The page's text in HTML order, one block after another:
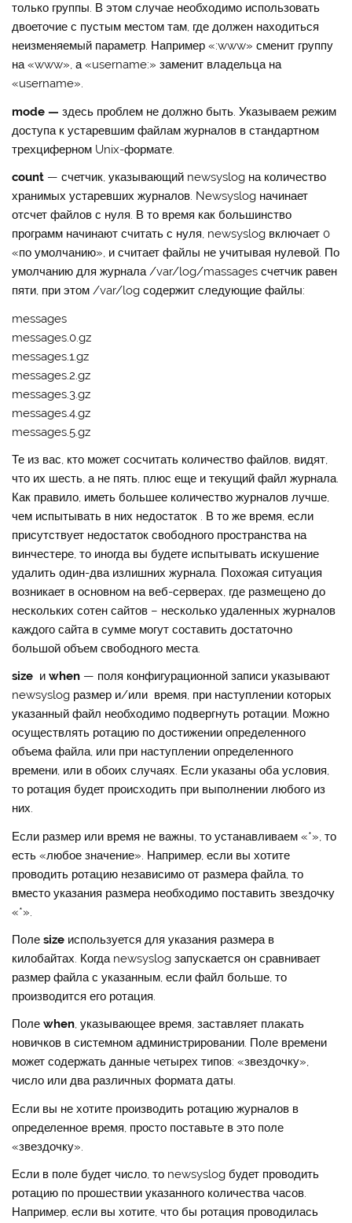
только группы. В этом случае необходимо использовать
двоеточие с пустым местом там, где должен находиться
неизменяемый параметр. Например «:www» сменит группу
на «www», а «username:» заменит владельца на
«username».
mode —здесь проблем не должно быть. Указываем режим
доступа к устаревшим файлам журналов в стандартном
трехциферном Unix-формате.
count — счетчик, указывающий newsyslog на количество
хранимых устаревших журналов. Newsyslog начинает
отсчет файлов с нуля. В то время как большинство
программ начинают считать с нуля, newsyslog включает 0
«по умолчанию», и считает файлы не учитывая нулевой. По
умолчанию для журнала /var/log/massages счетчик равен
пяти, при этом /var/log содержит следующие файлы:
messages
messages.0.gz
messages.1.gz
messages.2.gz
messages.3.gz
messages.4.gz
messages.5.gz
Те из вас, кто может сосчитать количество файлов, видят,
что их шесть, а не пять, плюс еще и текущий файл журнала.
Как правило, иметь большее количество журналов лучше,
чем испытывать в них недостаток . В то же время, если
присутствует недостаток свободного пространства на
винчестере, то иногда вы будете испытывать искушение
удалить один-два излишних журнала. Похожая ситуация
возникает в основном на веб-серверах, где размещено до
нескольких сотен сайтов – несколько удаленных журналов
каждого сайта в сумме могут составить достаточно
большой объем свободного места.
size иwhen — поля конфигурационной записи указывают
newsyslog размер и/или время, при наступлении которых
указанный файл необходимо подвергнуть ротации. Можно
осуществлять ротацию по достижении определенного
объема файла, или при наступлении определенного
времени, или в обоих случаях. Если указаны оба условия,
то ротация будет происходить при выполнении любого из
них.
Если размер или время не важны, то устанавливаем «*», то
есть «любое значение». Например, если вы хотите
проводить ротацию независимо от размера файла, то
вместо указания размера необходимо поставить звездочку
«*».
Полеsize используется для указания размера в
килобайтах. Когда newsyslog запускается он сравнивает
размер файла с указанным, если файл больше, то
производится его ротация.
Полеwhen, указывающее время, заставляет плакать
новичков в системном администрировании. Поле времени
может содержать данные четырех типов: «звездочку»,
число или два различных формата даты.
Если вы не хотите производить ротацию журналов в
определенное время, просто поставьте в это поле
«звездочку».
Если в поле будет число, то newsyslog будет проводить
ротацию по прошествии указанного количества часов.
Например, если вы хотите, что бы ротация проводилась